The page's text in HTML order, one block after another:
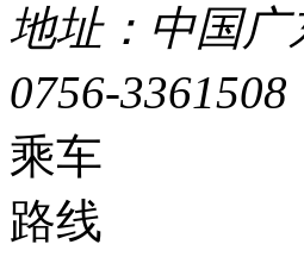
地址：中国
0756-3361508
乘车
路线